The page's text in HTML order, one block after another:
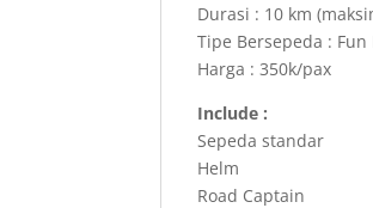
Durasi : 10 km
Tipe Bersepeda : Fun
Harga : 350k/pax
Include :
Sepeda standar
Helm
Road Captain